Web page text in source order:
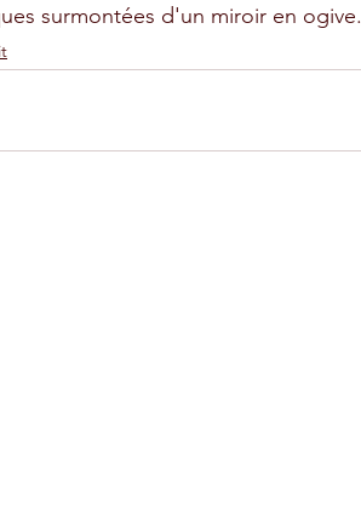
surmontées d'un miroir en ogive.